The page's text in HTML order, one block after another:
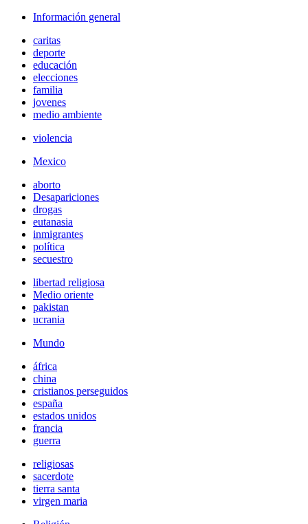
Información general
caritas
deporte
educación
elecciones
familia
jovenes
medio ambiente
violencia
Mexico
aborto
Desapariciones
drogas
eutanasia
inmigrantes
política
secuestro
libertad religiosa
Medio oriente
pakistan
ucrania
Mundo
áfrica
china
cristianos perseguidos
españa
estados unidos
francia
guerra
religiosas
sacerdote
tierra santa
virgen maria